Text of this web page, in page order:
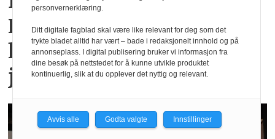
Kristiansand: Over en
halv million besøkende i
juli
personvernerklæring.
Ditt digitale fagblad skal være like relevant for deg som det
trykte bladet alltid har vært – bade i redaksjonelt innhold og på
annonseplass. I digital publisering bruker vi informasjon fra
dine besøk på nettstedet for å kunne utvikle produktet
kontinuerlig, slik at du opplever det nyttig og relevant.
Avvis alle Godta valgte Innstillinger